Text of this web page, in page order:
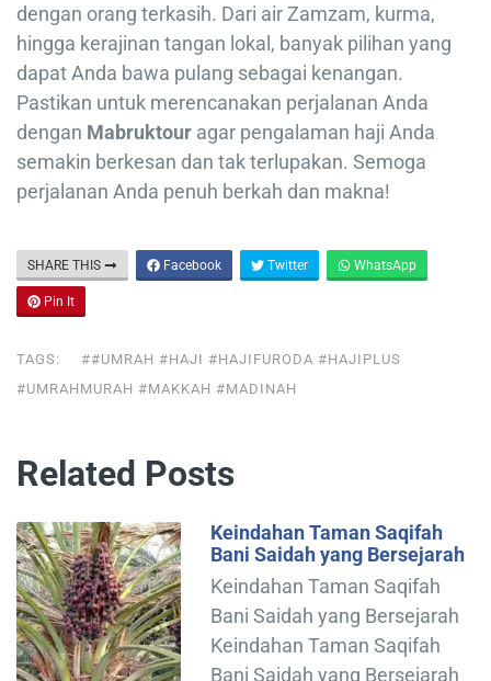
dengan orang terkasih. Dari air Zamzam, kurma,
hingga kerajinan tangan lokal, banyak pilihan yang
dapat Anda bawa pulang sebagai kenangan.
Pastikan untuk merencanakan perjalanan Anda
dengan Mabruktour agar pengalaman haji Anda
semakin berkesan dan tak terlupakan. Semoga
perjalanan Anda penuh berkah dan makna!
SHARE THIS Facebook Twitter WhatsApp
Pin It
TAGS:
##UMRAH #HAJI #HAJIFURODA #HAJIPLUS
#UMRAHMURAH #MAKKAH #MADINAH
Related Posts
Keindahan Taman Saqifah
Bani Saidah yang Bersejarah
Keindahan Taman Saqifah
Bani Saidah yang Bersejarah
Keindahan Taman Saqifah
Bani Saidah yang Bersejarah